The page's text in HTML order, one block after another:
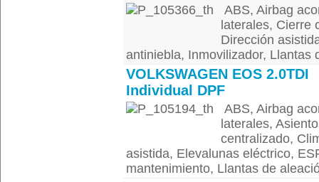
ABS, Airbag
laterales, Cierre
Dirección
antiniebla, Inmovilizador, Llantas
VOLKSWAGEN EOS 2.0TDI
Individual DPF
ABS, Airbag
laterales,
centralizado,
asistida, Elevalunas eléctrico,
mantenimiento, Llantas de